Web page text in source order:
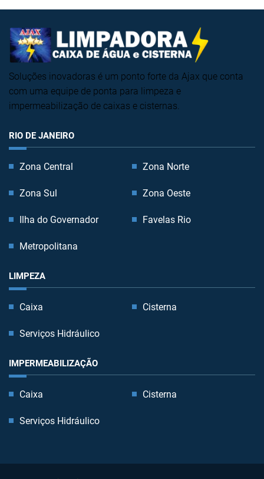
Soluções inovadoras é um ponto forte da Ajax que conta
com uma equipe de ponta para limpeza e
impermeabilização de caixas e cisternas.
RIO DE JANEIRO
Zona Central Zona Norte
Zona Sul Zona Oeste
Ilha do Governador Favelas Rio
Metropolitana
LIMPEZA
Caixa Cisterna
Serviços Hidráulico
IMPERMEABILIZAÇÃO
Caixa Cisterna
Serviços Hidráulico